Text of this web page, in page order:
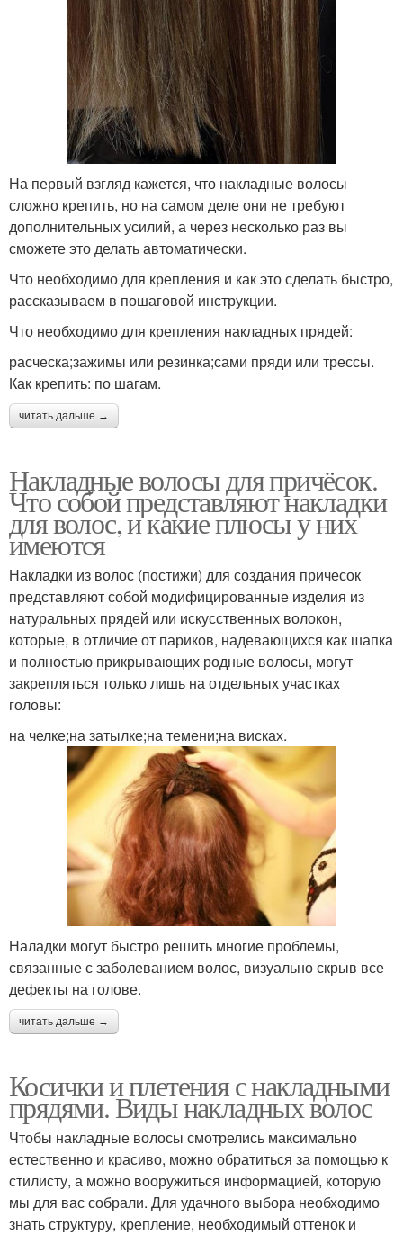
На первый взгляд кажется, что накладные волосы
сложно крепить, но на самом деле они не требуют
дополнительных усилий, а через несколько раз вы
сможете это делать автоматически.
Что необходимо для крепления и как это сделать быстро,
рассказываем в пошаговой инструкции.
Что необходимо для крепления накладных прядей:
расческа;зажимы или резинка;сами пряди или трессы.
Как крепить: по шагам.
читать дальше →
Накладные волосы для причёсок.
Что собой представляют накладки
для волос, и какие плюсы у них
имеются
Накладки из волос (постижи) для создания причесок
представляют собой модифицированные изделия из
натуральных прядей или искусственных волокон,
которые, в отличие от париков, надевающихся как шапка
и полностью прикрывающих родные волосы, могут
закрепляться только лишь на отдельных участках
головы:
на челке;на затылке;на темени;на висках.
Наладки могут быстро решить многие проблемы,
связанные с заболеванием волос, визуально скрыв все
дефекты на голове.
читать дальше →
Косички и плетения с накладными
прядями. Виды накладных волос
Чтобы накладные волосы смотрелись максимально
естественно и красиво, можно обратиться за помощью к
стилисту, а можно вооружиться информацией, которую
мы для вас собрали. Для удачного выбора необходимо
знать структуру, крепление, необходимый оттенок и